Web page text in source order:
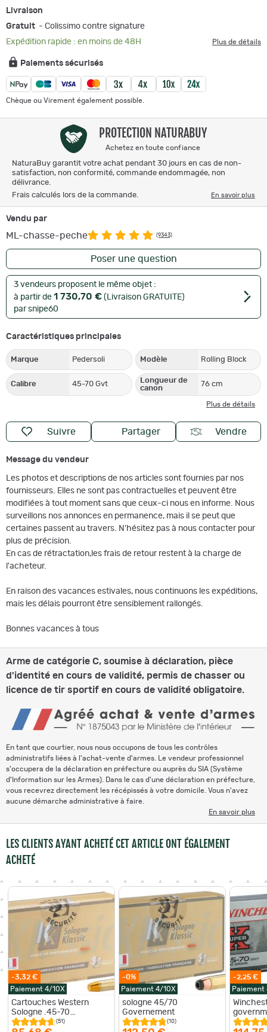
Livraison
Gratuit - Colissimo contre signature
Expédition rapide : en moins de 48H
Plus de détails
Paiements sécurisés
Chèque ou Virement également possible.
PROTECTION NATURABUY
Achetez en toute confiance
NaturaBuy garantit votre achat pendant 30 jours en cas de non-
satisfaction, non conformité, commande endommagée, non
délivrance.
Frais calculés lors de la commande.
En savoir plus
Vendu par
ML-chasse-peche (9343)
Poser une question
3 vendeurs proposent le même objet :
à partir de 1 730,70 € (Livraison GRATUITE)
par snipe60
Caractéristiques principales
Marque Pedersoli Modèle Rolling Block
Calibre 45-70 Gvt
Longueur de
canon
76 cm
Plus de détails
Suivre Partager Vendre
Message du vendeur
Les photos et descriptions de nos articles sont fournies par nos
fournisseurs. Elles ne sont pas contractuelles et peuvent être
modifiées à tout moment sans que ceux-ci nous en informe. Nous
surveillons nos annonces en permanence, mais il se peut que
certaines passent au travers. N'hésitez pas à nous contacter pour
plus de précision.
En cas de rétractation,les frais de retour restent à la charge de
l'acheteur.
En raison des vacances estivales, nous continuons les expéditions,
mais les délais pourront être sensiblement rallongés.
Bonnes vacances à tous
Arme de catégorie C, soumise à déclaration, pièce
d'identité en cours de validité, permis de chasser ou
licence de tir sportif en cours de validité obligatoire.
En tant que courtier, nous nous occupons de tous les contrôles
administratifs liées à l'achat-vente d'armes. Le vendeur professionnel
s'occupera de la déclaration en préfecture ou auprès du SIA (Système
d'Information sur les Armes). Dans le cas d'une déclaration en préfecture,
vous recevrez directement les récépissés à votre domicile. Vous n'avez
aucune démarche administrative à faire.
En savoir plus
LES CLIENTS AYANT ACHETÉ CET ARTICLE ONT ÉGALEMENT
ACHETÉ
-3,32 €
Paiement 4/10X
Cartouches Western
Sologne .45-70
Government(51)
-0%
Paiement 4/10X
sologne 45/70
Governement
(10)
-2,25 €
Paiement